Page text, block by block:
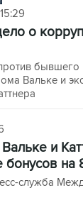
о
бывшего
Вальке и
и
бонусов на
служба